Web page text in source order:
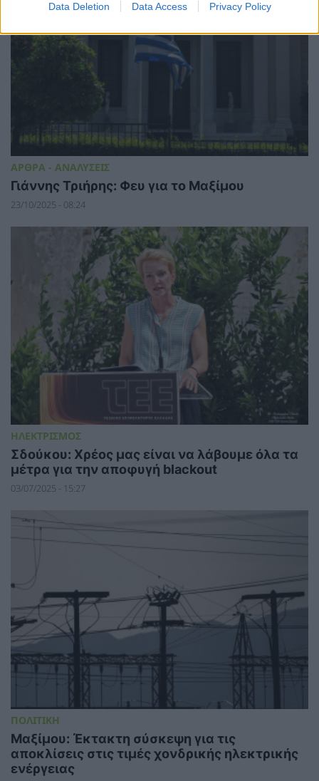
Data Deletion Data Access Privacy Policy
ΑΡΘΡΑ - ΑΝΑΛΥΣΕΙΣ
Γιάννης Τριήρης: Φευ για το Μαξίμου
23/10/2025 - 08:24
ΗΛΕΚΤΡΙΣΜΟΣ
Σδούκου: Χρέος μας είναι να λάβουμε όλα τα
μέτρα για την αποφυγή blackout
03/07/2025 - 15:27
ΠΟΛΙΤΙΚΗ
Μαξίμου: Έκτακτη σύσκεψη για τις
αποκλίσεις στις τιμές χονδρικής ηλεκτρικής
ενέργειας